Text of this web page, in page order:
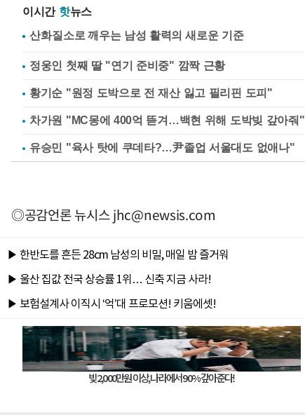
이시간 핫뉴스
정웅인 첫째 딸 "연기 준비중" 깜짝 근황
황기순 "원정 도박으로 전 재산 잃고 필리핀 도피"
차가원 "MC몽에 400억 뜯겨…백현 위해 도박빚 갚아줘"
유승민 "육사 탓에 쿠데타?…尹졸업 서울대도 없애나"
◎공감언론 뉴시스jhc@newsis.com